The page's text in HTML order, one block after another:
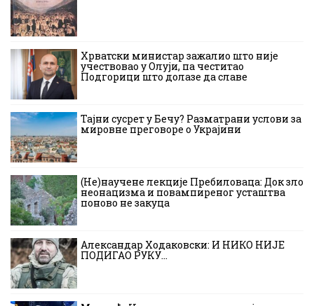
Хрватски министар зажалио што није
учествовао у Олуји, па честитао
Подгорици што долазе да славе
Тајни сусрет у Бечу? Разматрани услови за
мировне преговоре о Украјини
(Не)научене лекције Пребиловаца: Док зло
неонацизма и повампиреног усташтва
поново не закуца
Александар Ходаковски: И НИКО НИЈЕ
ПОДИГАО РУКУ…